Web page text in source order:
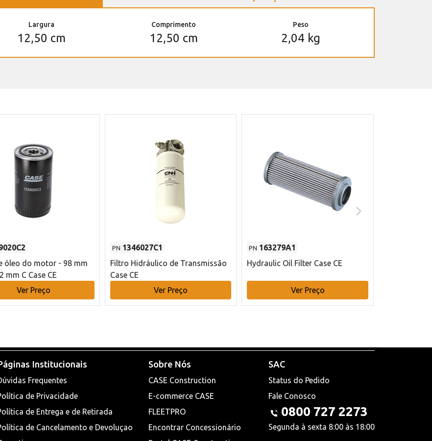
Largura
12,50 cm
Comprimento
12,50 cm
Peso
2,04 kg
óleo do motor - 98 mm
mm C Case CE
Ver Preço
PN 1346027C1
Filtro Hidráulico de Transmissão
Case CE
Ver Preço
PN 163279A1
Hydraulic Oil Filter Case CE
Ver Preço
Institucionais
Frequentes
de Privacidade
de Entrega e de Retirada
de Cancelamento e Devoluçao
Sobre Nós
CASE Construction
E-commerce CASE
FLEETPRO
Encontrar Concessionário
SAC
Status do Pedido
Fale Conosco
0800 727 2273
Segunda à sexta 8:00 às 18:00